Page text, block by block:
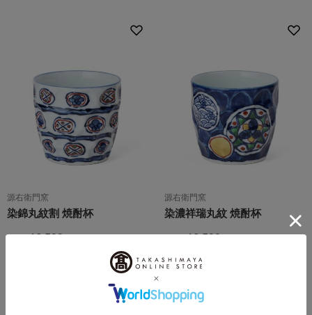
源右衛門窯
染錦丸紋割 焼酎杯
税込 16,500 円
源右衛門窯
染濃祥瑞丸紋 焼酎杯
税込 16,500 円
1